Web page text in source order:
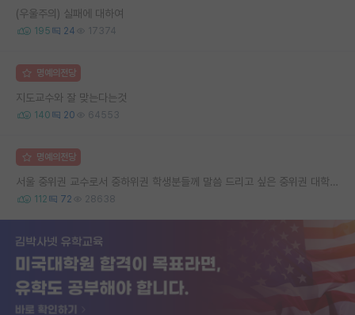
(우울주의) 실패에 대하여
195 24 17374
명예의전당
지도교수와 잘 맞는다는것
140 20 64553
명예의전당
서울 중위권 교수로서 중하위권 학생분들께 말씀 드리고 싶은 중위권 대학 연구실의 강점
112 72 28638